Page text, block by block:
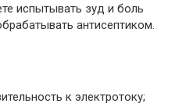
испытывать зуд и боль
антисептиком.
к электротоку;